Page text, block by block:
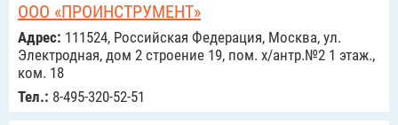
ООО «ПРОИНСТРУМЕНТ»
Адрес: 111524, Российcкая Федерация, Москва, ул.
Электродная, дом 2 строение 19, пом. х/антр.№2 1 этаж.,
ком. 18
Тел.: 8-495-320-52-51